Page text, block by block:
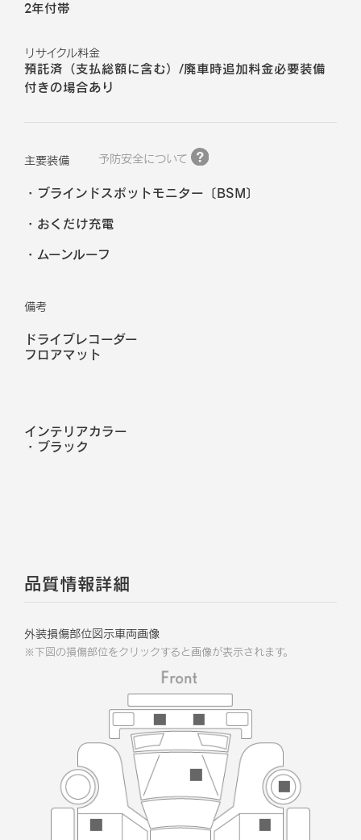
2年付帯
リサイクル料金
預託済（支払総額に含む）/廃車時追加料金必要装備
付きの場合あり
主要装備 予防安全について
ブラインドスポットモニター〔BSM〕
おくだけ充電
ムーンルーフ
備考
ドライブレコーダー
フロアマット
インテリアカラー
・ ブラック
品質情報詳細
外装損傷部位図示車両画像
※下図の損傷部位をクリックすると画像が表示されます。